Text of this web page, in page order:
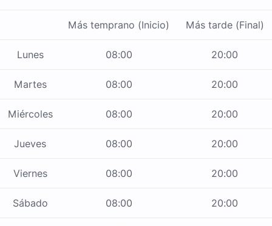
Más temprano (Inicio) Más tarde (Final)
Lunes 08:00 20:00
Martes 08:00 20:00
Miércoles 08:00 20:00
Jueves 08:00 20:00
Viernes 08:00 20:00
Sábado 08:00 20:00